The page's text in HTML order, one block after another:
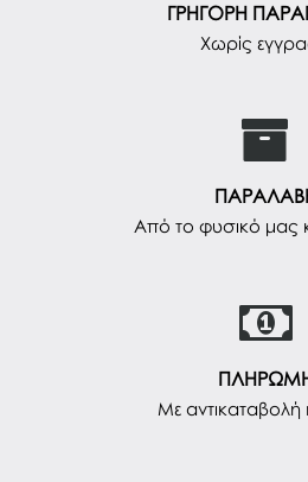
ΓΡΗΓΟΡΗ
Χωρίς
Από το φυσικό μας
Με αντικαταβολή